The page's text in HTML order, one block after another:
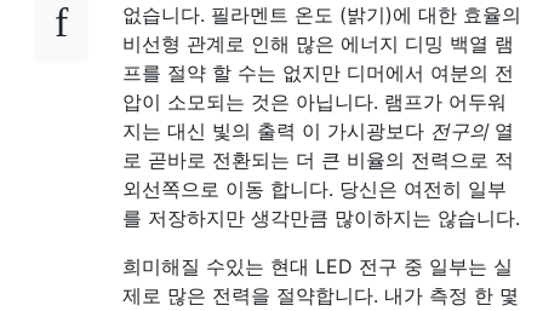
없습니다. 필라멘트 온도 (밝기)에 대한 효율의
비선형 관계로 인해 많은 에너지 디밍 백열 램
프를 절약 할 수는 없지만 디머에서 여분의 전
압이 소모되는 것은 아닙니다. 램프가 어두워
지는 대신 빛의 출력 이 가시광보다 전구의열
로 곧바로 전환되는 더 큰 비율의 전력으로 적
외선쪽으로 이동 합니다. 당신은 여전히 ​​일부
를 저장하지만 생각만큼 많이하지는 않습니다.
희미해질 수있는 현대 LED 전구 중 일부는 실
제로 많은 전력을 절약합니다. 내가 측정 한 몇